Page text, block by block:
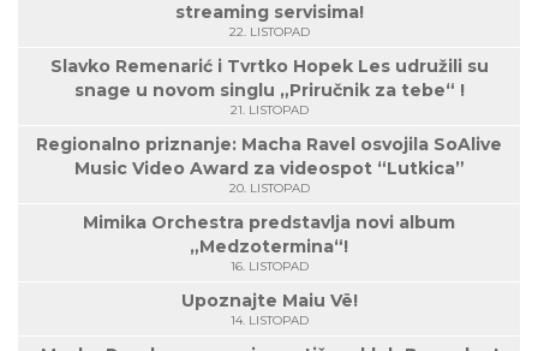
streaming servisima!
22. LISTOPAD
Slavko Remenarić i Tvrtko Hopek Les udružili su
snage u novom singlu „Priručnik za tebe“ !
21. LISTOPAD
Regionalno priznanje: Macha Ravel osvojila SoAlive
Music Video Award za videospot “Lutkica”
20. LISTOPAD
Mimika Orchestra predstavlja novi album
„Medzotermina“!
16. LISTOPAD
Upoznajte Maiu Vë!
14. LISTOPAD